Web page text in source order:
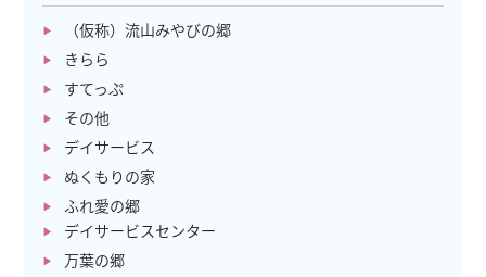
（仮称）流山みやびの郷
きらら
すてっぷ
その他
デイサービス
ぬくもりの家
ふれ愛の郷
デイサービスセンター
万葉の郷